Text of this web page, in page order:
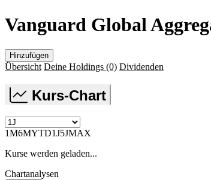
Vanguard Global
Hinzufügen
Übersicht Deine Holdings (0) Dividenden
Kurs-Chart
1M6MYTD1J5JMAX
Kurse werden geladen...
Chartanalysen